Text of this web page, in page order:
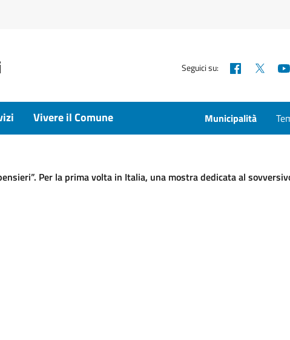
Seguici su: Facebook
Vivere il Comune Municipalità
Per la prima volta in Italia, una mostra dedicata al